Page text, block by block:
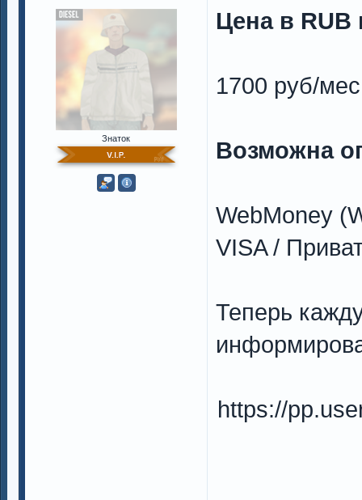
Знаток
Цена в RUB
1700 руб/мес
Возможна
WebMoney
VISA /
Теперь
https://